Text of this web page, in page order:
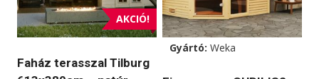
AKCIÓ!
Faház terasszal Tilburg
Gyártó: Weka